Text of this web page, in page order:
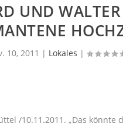
UND
10, 2011 | Lokales |
/10.11.2011. „Das könnte